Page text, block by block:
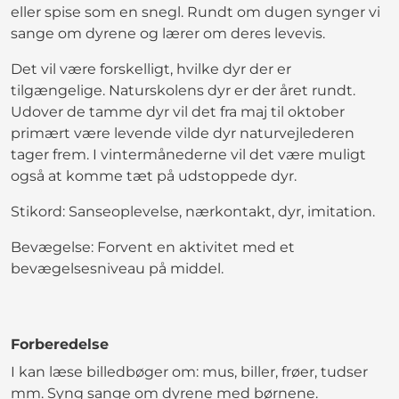
eller spise som en snegl. Rundt om dugen synger vi
sange om dyrene og lærer om deres levevis.
Det vil være forskelligt, hvilke dyr der er
tilgængelige. Naturskolens dyr er der året rundt.
Udover de tamme dyr vil det fra maj til oktober
primært være levende vilde dyr naturvejlederen
tager frem. I vintermånederne vil det være muligt
også at komme tæt på udstoppede dyr.
Stikord: Sanseoplevelse, nærkontakt, dyr, imitation.
Bevægelse: Forvent en aktivitet med et
bevægelsesniveau på middel.
Forberedelse
I kan læse billedbøger om: mus, biller, frøer, tudser
mm. Syng sange om dyrene med børnene.